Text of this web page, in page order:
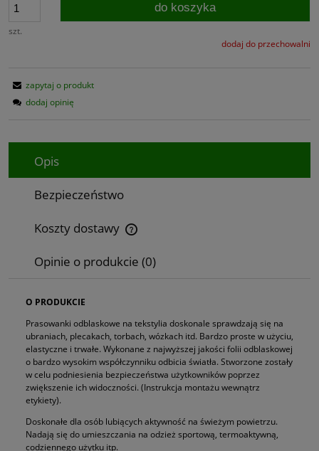
szt.
do koszyka
dodaj do przechowalni
zapytaj o produkt
dodaj opinię
Opis
Bezpieczeństwo
Koszty dostawy
Cena nie zawiera ewentualnych kosztów płatności
Opinie o produkcie (0)
O PRODUKCIE
Prasowanki odblaskowe na tekstylia doskonale sprawdzają się na
ubraniach, plecakach, torbach, wózkach itd. Bardzo proste w użyciu,
elastyczne i trwałe. Wykonane z najwyższej jakości folii odblaskowej
o bardzo wysokim współczynniku odbicia światła. Stworzone zostały
w celu podniesienia bezpieczeństwa użytkowników poprzez
zwiększenie ich widoczności. (Instrukcja montażu wewnątrz
etykiety).
Doskonałe dla osób lubiących aktywność na świeżym powietrzu.
Nadają się do umieszczania na odzież sportową, termoaktywną,
codziennego użytku itp.